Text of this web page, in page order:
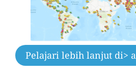
Pelajari lebih lanjut di>